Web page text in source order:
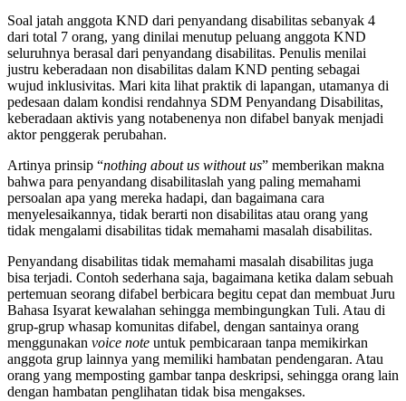
Soal jatah anggota KND dari penyandang disabilitas sebanyak 4
dari total 7 orang, yang dinilai menutup peluang anggota KND
seluruhnya berasal dari penyandang disabilitas. Penulis menilai
justru keberadaan non disabilitas dalam KND penting sebagai
wujud inklusivitas. Mari kita lihat praktik di lapangan, utamanya di
pedesaan dalam kondisi rendahnya SDM Penyandang Disabilitas,
keberadaan aktivis yang notabenenya non difabel banyak menjadi
aktor penggerak perubahan.
Artinya prinsip “nothing about us without us” memberikan makna
bahwa para penyandang disabilitaslah yang paling memahami
persoalan apa yang mereka hadapi, dan bagaimana cara
menyelesaikannya, tidak berarti non disabilitas atau orang yang
tidak mengalami disabilitas tidak memahami masalah disabilitas.
Penyandang disabilitas tidak memahami masalah disabilitas juga
bisa terjadi. Contoh sederhana saja, bagaimana ketika dalam sebuah
pertemuan seorang difabel berbicara begitu cepat dan membuat Juru
Bahasa Isyarat kewalahan sehingga membingungkan Tuli. Atau di
grup-grup whasap komunitas difabel, dengan santainya orang
menggunakan voice note untuk pembicaraan tanpa memikirkan
anggota grup lainnya yang memiliki hambatan pendengaran. Atau
orang yang memposting gambar tanpa deskripsi, sehingga orang lain
dengan hambatan penglihatan tidak bisa mengakses.